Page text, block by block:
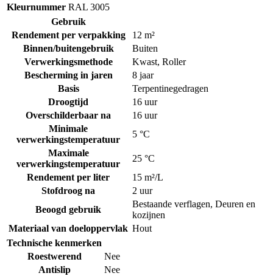
Kleurnummer RAL 3005
Gebruik
Rendement per verpakking
12 m²
Binnen/buitengebruik
Buiten
Verwerkingsmethode
Kwast, Roller
Bescherming in jaren
8 jaar
Basis
Terpentinegedragen
Droogtijd
16 uur
Overschilderbaar na
16 uur
Minimale
verwerkingstemperatuur
5 °C
Maximale
verwerkingstemperatuur
25 °C
Rendement per liter
15 m²/L
Stofdroog na
2 uur
Beoogd gebruik
Bestaande verflagen, Deuren en
kozijnen
Materiaal van doeloppervlak Hout
Technische kenmerken
Roestwerend
Nee
Antislip
Nee